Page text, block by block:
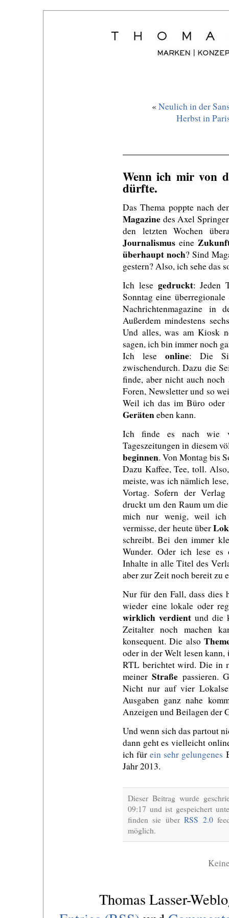
« Neulich in der
Herbst in
Wenn ich mir von
dürfte.
Das Thema poppte nach
Magazine des Axel
den letzten Wochen
Journalismus eine
überhaupt noch? Sind
gestern? Also, ich sehe das
Ich lese gedruckt: Jeden
Sonntag eine
Nachrichtenmagazine in
Außerdem mindestens
Und alles, was am Kiosk
sagen, ich bin immer noch
Ich lese online: Die
zwischendurch. Dazu die
finde, aber nicht auch
Foren, Newsletter und so
Weil ich das im Büro oder
Geräteneben kann.
Ich finde es nach
Tageszeitungen in diesem
beginnen. Von Montag bis
Dazu Kaffee, Tee, toll.
meiste, was ich nämlich
Vortag. Sofern der
druckt um den Raum um
mich nur wenig, weil
vermisse, der heute über
schreibt. Bei den immer
Wunder. Oder ich lese
Inhalte in alle Titel des
aber zur Zeit noch bereit zu
Nur für den Fall, dass dies
wieder eine lokale oder
wirklich verdient und die
Zeitalter noch machen
konsequent. Die also
oder in der Welt lesen
RTL berichtet wird. Die in
meinerStraße passieren.
Nicht nur auf vier
Ausgaben ganz nahe
Anzeigen und Beilagen der
Und wenn sich das partout
dann geht es vielleicht
ich fürein sehr gelungenes
Jahr 2013.
Dieser Beitrag wurde
09:17 und ist gespeichert
finden sie überRSS 2.0
möglich.
Thomas Lasser-